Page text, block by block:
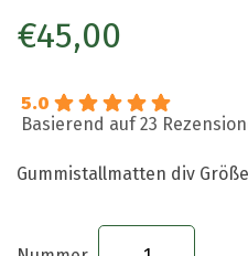
€45,00
5.0
Basierend auf 23
Gummistallmatten div